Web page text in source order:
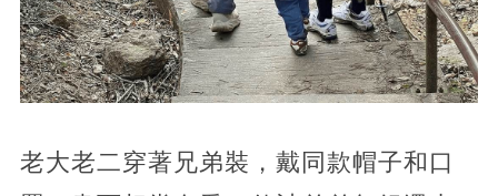
老大老二穿著兄弟裝，戴同款帽子和口